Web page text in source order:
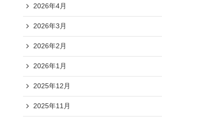
2026年4月
2026年3月
2026年2月
2026年1月
2025年12月
2025年11月